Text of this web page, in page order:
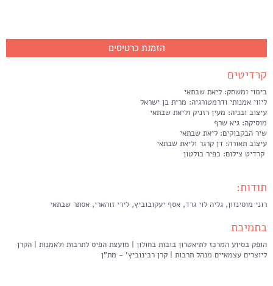
הזמנת כרטיסים
קרדיטים
בימוי ומשחק: ליאת שבתאי
ליווי אמנותי ודרמטורגיה: מרית בן ישראל
עיצוב ובניה: מעין רזניק וליאת שבתאי
מוסיקה: גיא שרף
שיר הבקבוקים: ליאת שבתאי
עיצוב תאורה: דן קרגר וליאת שבתאי
קרדיט צילום: כפיר בולטון
תודות:
רוני מוסינזון, גליה לוי גרד, אסף יעקובוביץ, לירי זוהארי, אסתר שבתאי
בתמיכת
הופק בסיוע המרכז לתיאטרון בובות בחולון | מועצת הפיס לתרבות ולאמנות | הקרן
ליוצרים עצמאיים מנהל תרבות | קרן רבינוביץ' - מת"ן